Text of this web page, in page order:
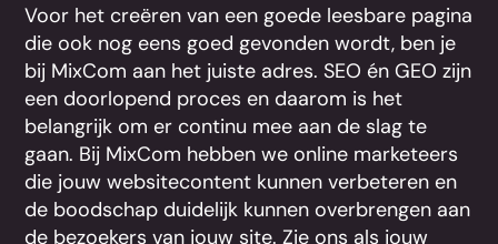
Voor het creëren van een goede leesbare pagina
die ook nog eens goed gevonden wordt, ben je
bij MixCom aan het juiste adres. SEO én GEO zijn
een doorlopend proces en daarom is het
belangrijk om er continu mee aan de slag te
gaan. Bij MixCom hebben we online marketeers
die jouw websitecontent kunnen verbeteren en
de boodschap duidelijk kunnen overbrengen aan
de bezoekers van jouw site. Zie ons als jouw